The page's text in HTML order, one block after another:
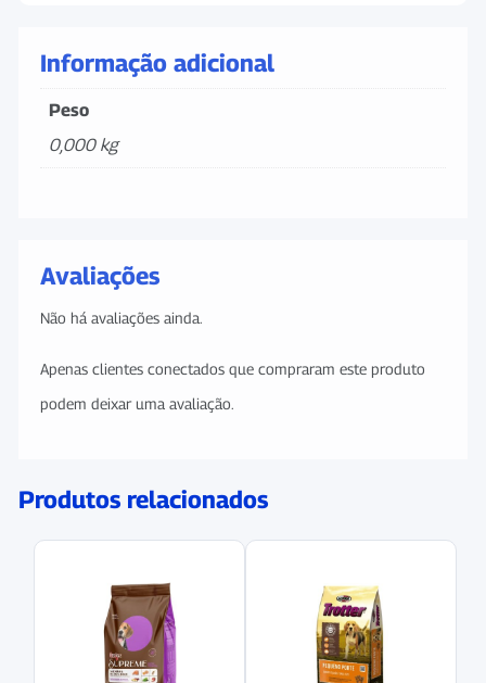
Informação adicional
Peso
0,000 kg
Avaliações
Não há avaliações ainda.
Apenas clientes conectados que compraram este produto
podem deixar uma avaliação.
Produtos relacionados